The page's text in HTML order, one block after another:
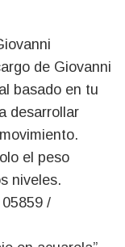
de Giovanni
basado en tu
desarrollar
el peso
niveles.
/